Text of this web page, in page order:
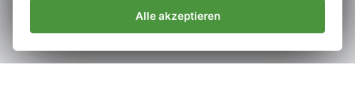
Impressum
Alle akzeptieren